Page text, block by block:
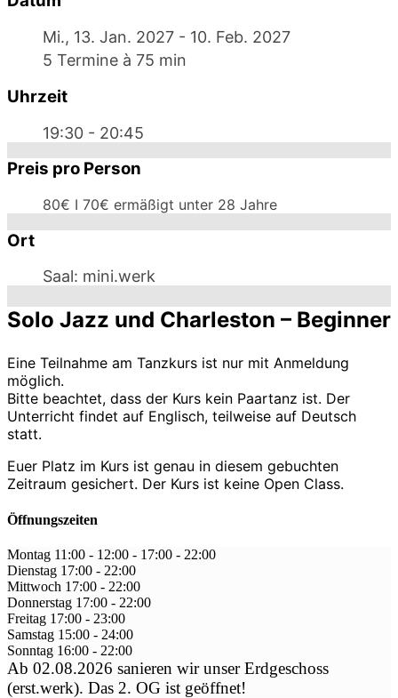
Mi., 13. Jan. 2027 - 10. Feb. 2027
5 Termine à 75 min
Uhrzeit
19:30 - 20:45
Preis pro Person
80€ I 70€ ermäßigt unter 28 Jahre
Ort
Saal: mini.werk
Solo Jazz und Charleston – Beginner
Eine Teilnahme am Tanzkurs ist nur mit Anmeldung
möglich.
Bitte beachtet, dass der Kurs kein Paartanz ist. Der
Unterricht findet auf Englisch, teilweise auf Deutsch
statt.
Euer Platz im Kurs ist genau in diesem gebuchten
Zeitraum gesichert. Der Kurs ist keine Open Class.
Öffnungszeiten
Montag 11:00 - 12:00 - 17:00 - 22:00
Dienstag 17:00 - 22:00
Mittwoch 17:00 - 22:00
Donnerstag 17:00 - 22:00
Freitag 17:00 - 23:00
Samstag 15:00 - 24:00
Sonntag 16:00 - 22:00
Ab 02.08.2026 sanieren wir unser Erdgeschoss
(erst.werk). Das 2. OG ist geöffnet!